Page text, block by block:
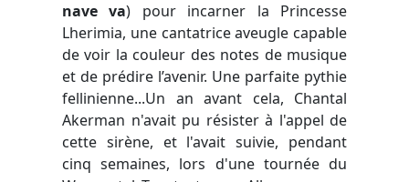
nave va) pour incarner la Princesse
Lherimia, une cantatrice aveugle capable
de voir la couleur des notes de musique
et de prédire l’avenir. Une parfaite pythie
fellinienne...Un an avant cela, Chantal
Akerman n'avait pu résister à l'appel de
cette sirène, et l'avait suivie, pendant
cinq semaines, lors d'une tournée du